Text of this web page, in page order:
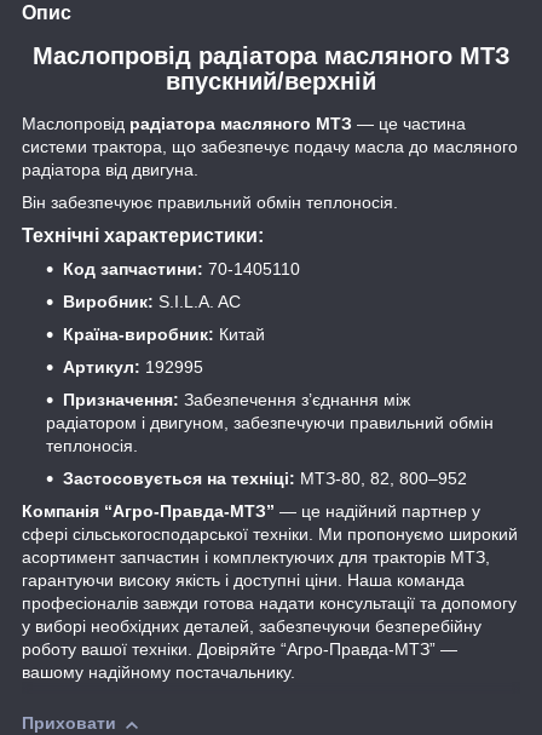
Опис
Маслопровід радіатора масляного МТЗ
впускний/верхній
Маслопровід радіатора масляного МТЗ — це частина
системи трактора, що забезпечує подачу масла до масляного
радіатора від двигуна.
Він забезпечуює правильний обмін теплоносія.
Технічні характеристики:
Код запчастини: 70-1405110
Виробник: S.I.L.A. AC
Країна-виробник: Китай
Артикул: 192995
Призначення: Забезпечення з’єднання між
радіатором і двигуном, забезпечуючи правильний обмін
теплоносія.
Застосовується на техніці: МТЗ-80, 82, 800–952
Компанія “Агро-Правда-МТЗ” — це надійний партнер у
сфері сільськогосподарської техніки. Ми пропонуємо широкий
асортимент запчастин і комплектуючих для тракторів МТЗ,
гарантуючи високу якість і доступні ціни. Наша команда
професіоналів завжди готова надати консультації та допомогу
у виборі необхідних деталей, забезпечуючи безперебійну
роботу вашої техніки. Довіряйте “Агро-Правда-МТЗ” —
вашому надійному постачальнику.
Приховати